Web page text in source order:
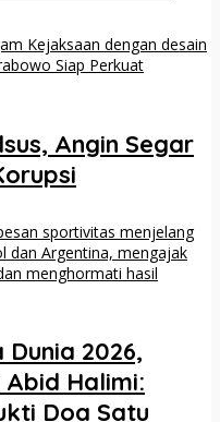
Angin Segar
2026,
Halimi:
Doa Satu